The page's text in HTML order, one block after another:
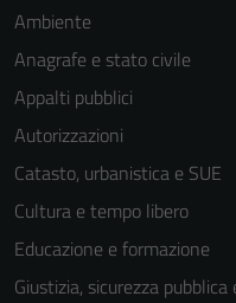
Ambiente
Anagrafe e stato civile
Appalti pubblici
Autorizzazioni
Catasto, urbanistica e SUE
Cultura e tempo libero
Educazione e formazione
Giustizia, sicurezza